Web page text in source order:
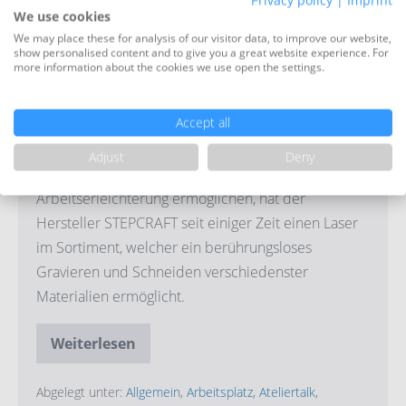
Für die 3D-CNC Desktop-Systeme, die uns diese
Arbeitserleichterung ermöglichen, hat der
Hersteller STEPCRAFT seit einiger Zeit einen Laser
im Sortiment, welcher ein berührungsloses
Gravieren und Schneiden verschiedenster
Materialien ermöglicht.
Weiterlesen
Stepcraft
DL
Abgelegt unter: Allgemein, Arbeitsplatz, Ateliertalk,
We use cookies
We may place these for analysis of our visitor data, to improve our website,
show personalised content and to give you a great website experience. For
more information about the cookies we use open the settings.
Accept all
Adjust
Deny